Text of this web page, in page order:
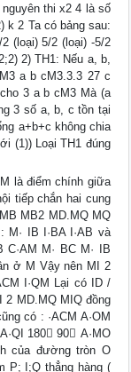
thi x2 4 là số
k 2 Ta có bảng sau:
(loại) 5/2 (loại) -5/2
2) TH1: Nếu a, b,
a b cM3.3.3 27 c
3 a b cM3 Mà (a
3 số a, b, c tồn tại
a+b+c không chia
(1)) Loại TH1 đúng
là điểm chính giữa
tiếp chắn hai cung
MB2 MD.MQ MQ
M· IB I·BA I·AB và
C·AM M· BC M· IB
ở M Vậy nên MI 2
I·QM Lại có ID /
2 MD.MQ MIQ đồng
có : ·ACM A·OM
180 90 A·MO
của đường tròn O
P; I;Q thẳng hàng (